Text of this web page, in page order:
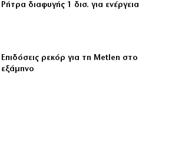
Ρήτρα διαφυγής 1 δισ. για ενέργεια
Επιδόσεις ρεκόρ για τη Metlen στο
εξάμηνο